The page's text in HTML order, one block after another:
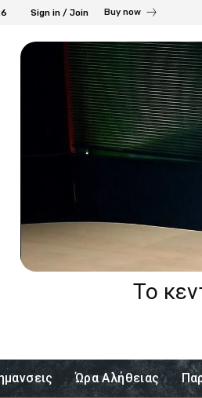
Sign in / Join Buy now
Το
Ώρα Αλήθειας